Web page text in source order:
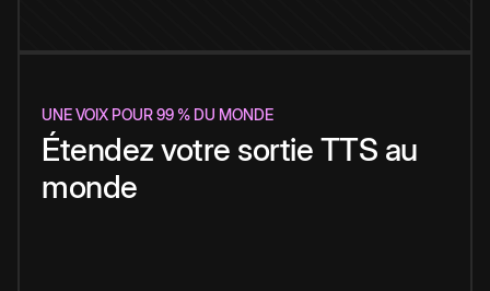
UNE VOIX POUR 99 % DU MONDE
Étendez votre sortie TTS au
monde